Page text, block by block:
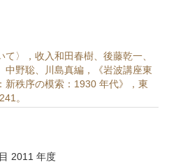
て〉，收入和田春樹、後藤乾一、
中野聡、川島真編，《岩波講座東
新秩序の模索：1930 年代》，東
。
2011 年度